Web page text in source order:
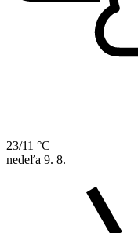
23/11 °C
nedeľa 9. 8.